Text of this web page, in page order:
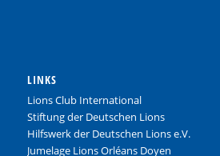
LINKS
Lions Club International
Stiftung der Deutschen Lions
Hilfswerk der Deutschen Lions e.V.
Jumelage Lions Orléans Doyen